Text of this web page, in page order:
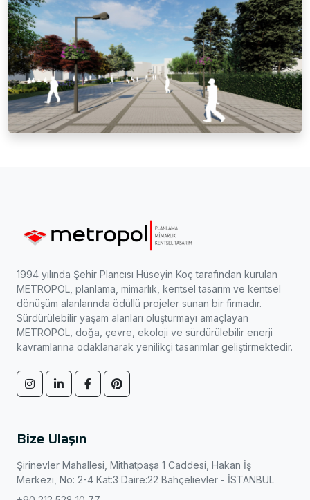
1994 yılında Şehir Plancısı Hüseyin Koç tarafından kurulan
METROPOL, planlama, mimarlık, kentsel tasarım ve kentsel
dönüşüm alanlarında ödüllü projeler sunan bir firmadır.
Sürdürülebilir yaşam alanları oluşturmayı amaçlayan
METROPOL, doğa, çevre, ekoloji ve sürdürülebilir enerji
kavramlarına odaklanarak yenilikçi tasarımlar geliştirmektedir.
Bize Ulaşın
Şirinevler Mahallesi, Mithatpaşa 1 Caddesi, Hakan İş
Merkezi, No: 2-4 Kat:3 Daire:22 Bahçelievler - İSTANBUL